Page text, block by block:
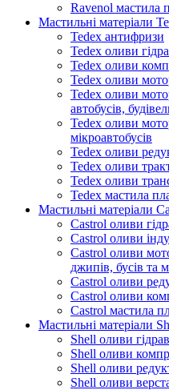
Ravenol мастила
Мастильні матеріали
Tedex антифризи
Tedex оливи
Tedex оливи
Tedex оливи
Tedex оливи
автобусів,
Tedex оливи
мікроавтобусів
Tedex оливи
Tedex оливи
Tedex оливи
Tedex мастила
Мастильні матеріали
Castrol оливи
Castrol оливи
Castrol оливи
джипів, бусів та
Castrol оливи
Castrol оливи
Castrol мастила
Мастильні матеріали
Shell оливи
Shell оливи
Shell оливи
Shell оливи